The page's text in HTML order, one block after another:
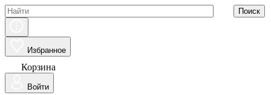
Поиск
Избранное
Корзина
Войти